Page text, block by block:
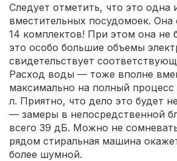
Следует отметить, что это одна
вместительных посудомоек.
14 комплектов! При этом она не
это особо большие объемы
свидетельствует
Расход воды — тоже вполне
максимально на полный
л. Приятно, что дело это будет
— замеры в непосредственной
всего 39 дБ. Можно не
рядом стиральная машина
более шумной.